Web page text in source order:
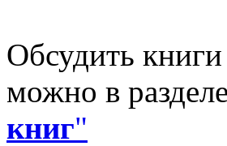
Обсудить
можно в разделе
книг"